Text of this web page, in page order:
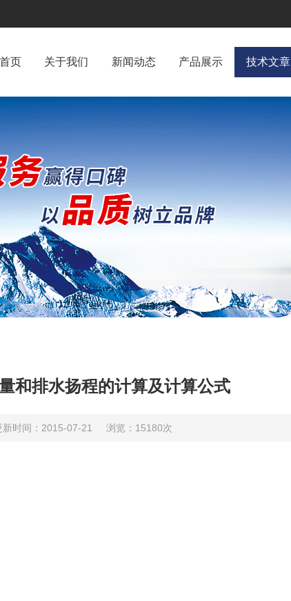
页 关于我们 新闻动态 产品展示 技术文章
和排水扬程的计算及计算公式
新时间：2015-07-21 浏览：15180次